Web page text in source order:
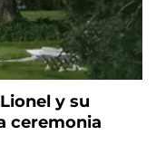
y su
ceremonia